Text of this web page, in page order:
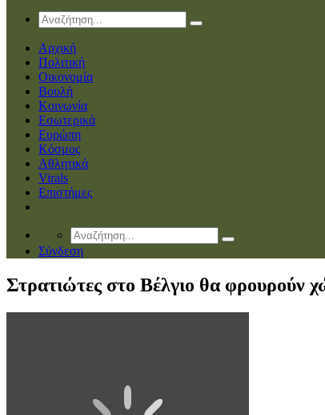
Αρχική
Πολιτική
Οικονομία
Βουλή
Κοινωνία
Εσωτερικά
Ευρώπη
Κόσμος
Αθλητικά
Virals
Επιστήμες
Σύνδεση
Στρατιώτες στο Βέλγιο θα φρουρούν